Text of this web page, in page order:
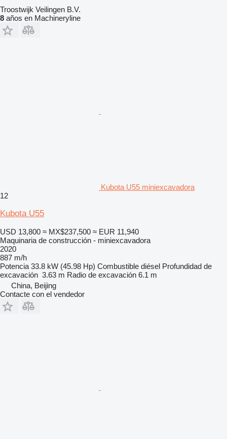
Troostwijk Veilingen B.V.
8 años en Machineryline
Kubota U55 miniexcavadora
12
Kubota U55
USD 13,800 ≈ MX$237,500 ≈ EUR 11,940
Maquinaria de construcción - miniexcavadora
2020
887 m/h
Potencia 33.8 kW (45.98 Hp) Combustible diésel Profundidad de
excavación 3.63 m Radio de excavación 6.1 m
China, Beijing
Contacte con el vendedor